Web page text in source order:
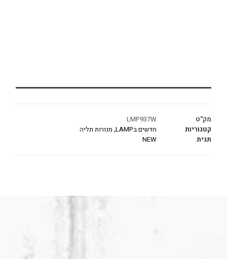
מק"ט
LMP937W
קטגוריות
חדשים בLAMP , מנורות תליה
תגית
NEW